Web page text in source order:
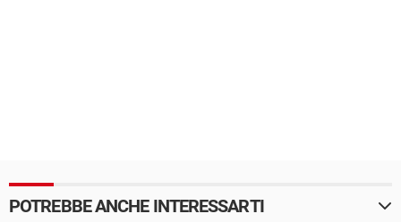
POTREBBE ANCHE INTERESSARTI